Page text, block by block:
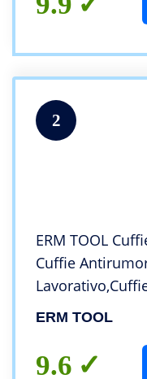
2
ERM TOOL
Cuffie
,Attenua i
ERM TOOL
9.6